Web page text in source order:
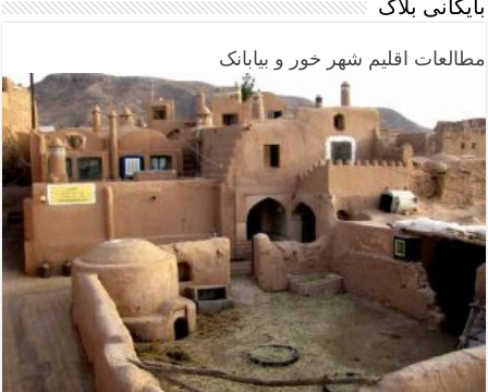
بایگانی بلاگ
مطالعات اقلیم شهر خور و بیابانک